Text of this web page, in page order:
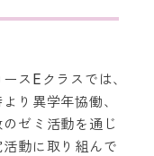
ースEクラスでは、
り異学年協働、
のゼミ活動を通じ
活動に取り組んで